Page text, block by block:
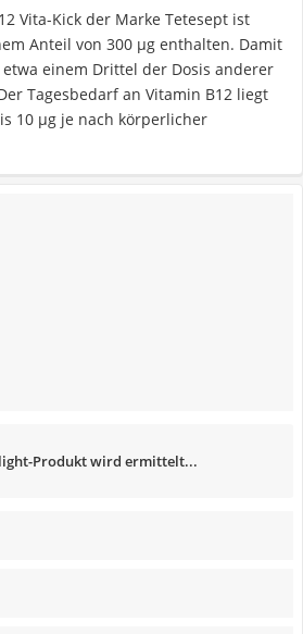
Vita-Kick der Marke Tetesept ist
Anteil von 300 µg enthalten. Damit
einem Drittel der Dosis anderer
Tagesbedarf an Vitamin B12 liegt
10 µg je nach körperlicher
Produkt wird ermittelt...